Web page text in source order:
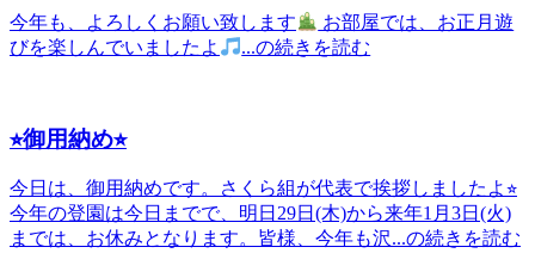
一日の流れ
今年も、よろしくお願い致します
お部屋では、お正月遊
びを楽しんでいましたよ
...の続きを読む
⭐︎御用納め⭐︎
今日は、御用納めです。さくら組が代表で挨拶しましたよ⭐︎
今年の登園は今日までで、明日29日(木)から来年1月3日(火)
までは、お休みとなります。皆様、今年も沢...の続きを読む